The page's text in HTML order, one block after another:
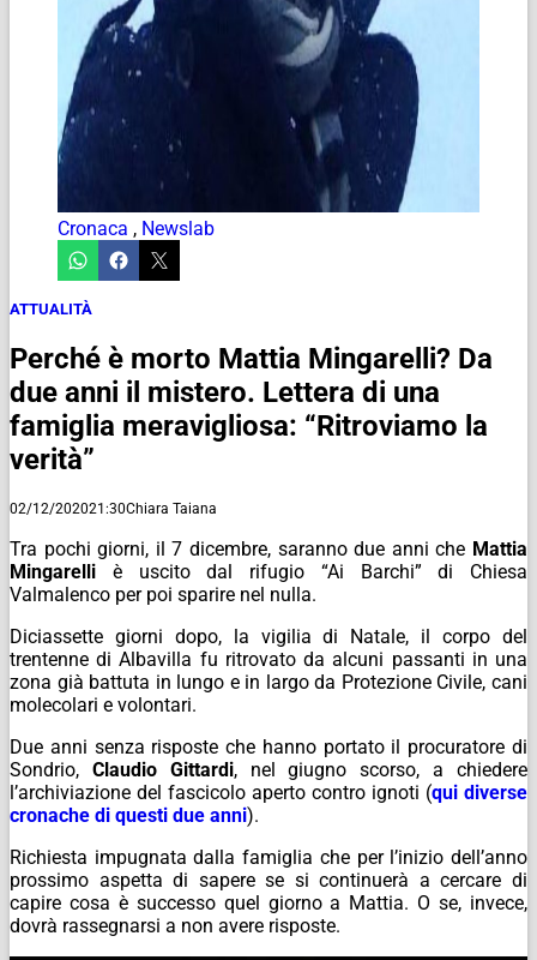
Cronaca , Newslab
ATTUALITÀ
Perché è morto Mattia Mingarelli? Da
due anni il mistero. Lettera di una
famiglia meravigliosa: “Ritroviamo la
verità”
02/12/202021:30Chiara Taiana
Tra pochi giorni, il 7 dicembre, saranno due anni che Mattia
Mingarelli è uscito dal rifugio “Ai Barchi” di Chiesa
Valmalenco per poi sparire nel nulla.
Diciassette giorni dopo, la vigilia di Natale, il corpo del
trentenne di Albavilla fu ritrovato da alcuni passanti in una
zona già battuta in lungo e in largo da Protezione Civile, cani
molecolari e volontari.
Due anni senza risposte che hanno portato il procuratore di
Sondrio, Claudio Gittardi, nel giugno scorso, a chiedere
l’archiviazione del fascicolo aperto contro ignoti (qui diverse
cronache di questi due anni).
Richiesta impugnata dalla famiglia che per l’inizio dell’anno
prossimo aspetta di sapere se si continuerà a cercare di
capire cosa è successo quel giorno a Mattia. O se, invece,
dovrà rassegnarsi a non avere risposte.